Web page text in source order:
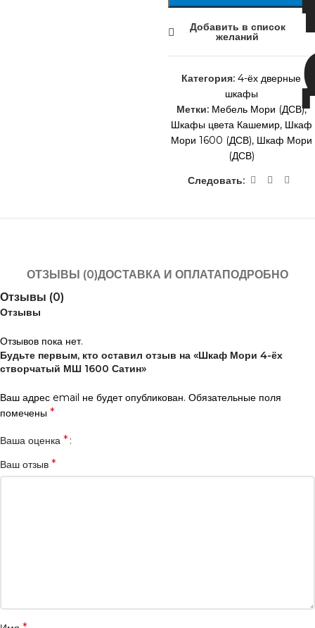
Добавить в список
желаний
Категория: 4-ёх дверные
шкафы
Метки: Мебель Мори (ДСВ),
Шкафы цвета Кашемир, Шкаф
Мори 1600 (ДСВ), Шкаф Мори
(ДСВ)
Следовать:
ОТЗЫВЫ (0)ДОСТАВКА И ОПЛАТАПОДРОБНО
Отзывы (0)
Отзывы
Отзывов пока нет.
Будьте первым, кто оставил отзыв на «Шкаф Мори 4-ёх
створчатый МШ 1600 Сатин»
Ваш адрес email не будет опубликован. Обязательные поля
помечены *
Ваша оценка *
Ваш отзыв *